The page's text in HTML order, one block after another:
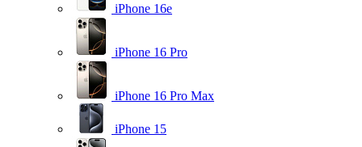
iPhone 16e
iPhone 16 Pro
iPhone 16 Pro Max
iPhone 15